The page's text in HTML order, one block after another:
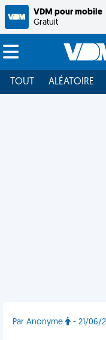
VDM pour mobile
Gratuit
TOUT ALÉATOIRE
Par Anonyme - 21/06/